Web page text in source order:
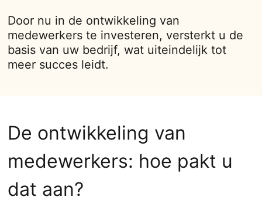
Door nu in de ontwikkeling van
medewerkers te investeren, versterkt u de
basis van uw bedrijf, wat uiteindelijk tot
meer succes leidt.
De ontwikkeling van
medewerkers: hoe pakt u
dat aan?